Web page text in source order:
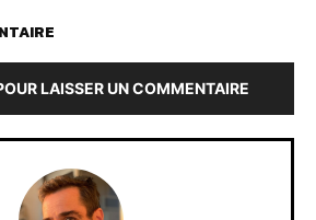
LAISSER UN COMMENTAIRE